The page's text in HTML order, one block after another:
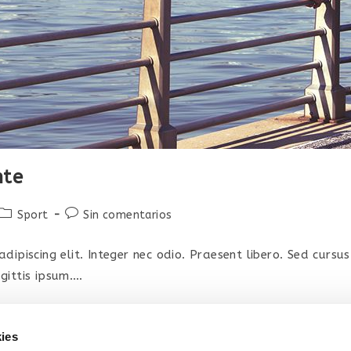
Sport
Comentarios
entrada:
Sin comentarios
elit. Integer nec odio. Praesent libero. Sed
ipsum.…